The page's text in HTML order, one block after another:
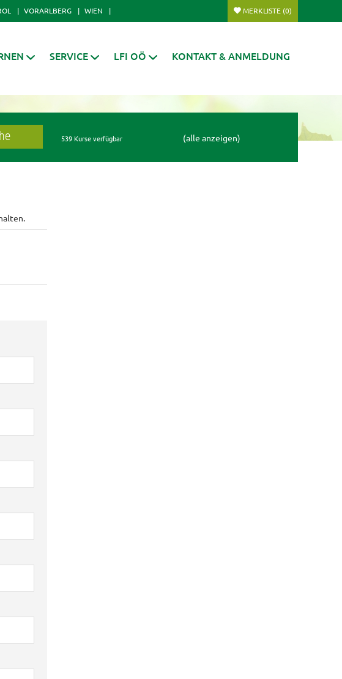
VORARLBERG WIEN MERKLISTE (0)
SERVICE LFI OÖ KONTAKT & ANMELDUNG
539 Kurse verfügbar (alle anzeigen)